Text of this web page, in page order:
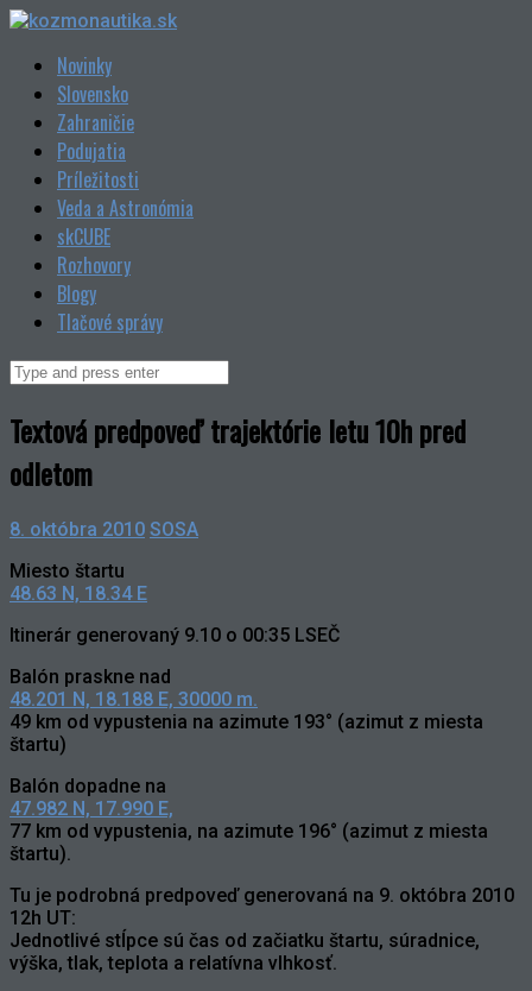
Skip
contentNovinky
Slovensko
Zahraničie
Podujatia
Príležitosti
Veda a Astronómia
skCUBE
Rozhovory
Blogy
Tlačové správy
Search
Textová predpoveď trajektórie letu 10h pred
odletom
8. októbra 2010 SOSA
Miesto štartu
48.63 N, 18.34 E
Itinerár generovaný 9.10 o 00:35 LSEČ
Balón praskne nad
48.201 N, 18.188 E, 30000 m.
49 km od vypustenia na azimute 193° (azimut z miesta
štartu)
Balón dopadne na
47.982 N, 17.990 E,
77 km od vypustenia, na azimute 196° (azimut z miesta
štartu).
Tu je podrobná predpoveď generovaná na 9. októbra 2010
12h UT:
Jednotlivé stĺpce sú čas od začiatku štartu, súradnice,
výška, tlak, teplota a relatívna vlhkosť.